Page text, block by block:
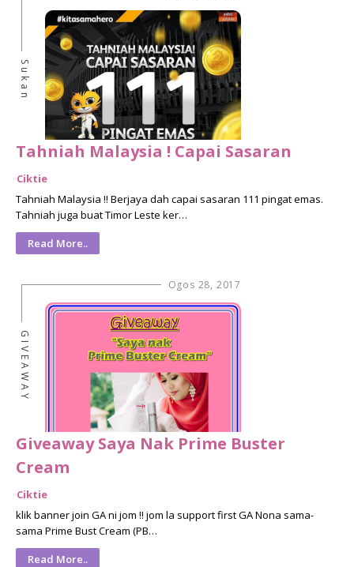
Sukan
Tahniah Malaysia ! Capai Sasaran
Ciktie
Tahniah Malaysia !! Berjaya dah capai sasaran 111 pingat emas.
Tahniah juga buat Timor Leste ker…
Read More..
Ogos 28, 2017
GIVEAWAY
Giveaway Saya Nak Prime Buster
Cream
Ciktie
klik banner join GA ni jom !! jom la support first GA Nona sama-
sama Prime Bust Cream (PB…
Read More..